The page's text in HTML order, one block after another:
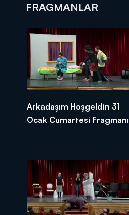
FRAGMANLAR
Arkadaşım Hoşgeldin 31
Ocak Cumartesi Fragmanı